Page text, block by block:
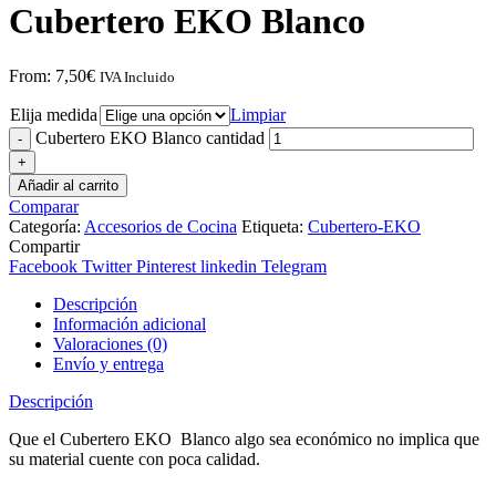
Cubertero EKO Blanco
From: 7,50€ IVA Incluido
Elija medida
Limpiar
Cubertero EKO Blanco cantidad
Añadir al carrito
Comparar
Categoría: Accesorios de Cocina Etiqueta: Cubertero-EKO
Compartir
Facebook Twitter Pinterest linkedin Telegram
Descripción
Información adicional
Valoraciones (0)
Envío y entrega
Descripción
Que el Cubertero EKO Blanco algo sea económico no implica que
su material cuente con poca calidad.